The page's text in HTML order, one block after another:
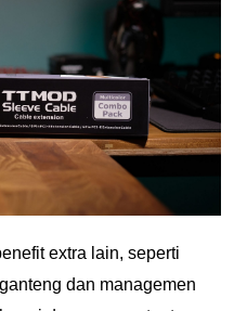
extra lain, seperti
dan managemen